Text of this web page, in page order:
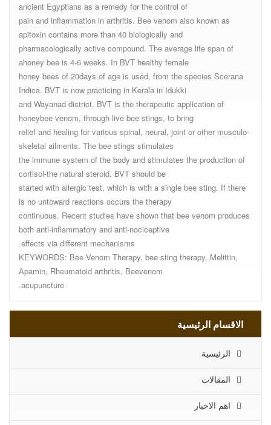
ancient Egyptians as a remedy for the control of
pain and inflammation in arthritis. Bee venom also known as
apitoxin contains more than 40 biologically and
pharmacologically active compound. The average life span of
ahoney bee is 4-6 weeks. In BVT healthy female
honey bees of 20days of age is used, from the species Scerana
Indica. BVT is now practicing in Kerala in Idukki
and Wayanad district. BVT is the therapeutic application of
honeybee venom, through live bee stings, to bring
relief and healing for various spinal, neural, joint or other musculo-
skeletal ailments. The bee stings stimulates
the immune system of the body and stimulates the production of
cortisol-the natural steroid. BVT should be
started with allergic test, which is with a single bee sting. If there
is no untoward reactions occurs the therapy
continuous. Recent studies have shown that bee venom produces
both anti-inflammatory and anti-nociceptive
effects via different mechanisms.
KEYWORDS: Bee Venom Therapy, bee sting therapy, Melittin,
Apamin, Rheumatoid arthritis, Beevenom
acupuncture.
الاقسام الرئيسية
الرئيسية
المقالات
اهم الاخبار